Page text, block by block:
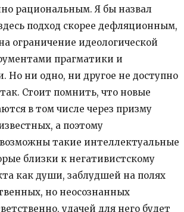
рациональным. Я бы назвал
подход скорее дефляционным,
ограничение идеологической
прагматики и
Но ни одно, ни другое не доступно
так. Стоит помнить, что новые
в том числе через призму
а поэтому
такие интеллектуальные
близки к негативистскому
как души, заблудшей на полях
но неосознанных
удачей для него будет